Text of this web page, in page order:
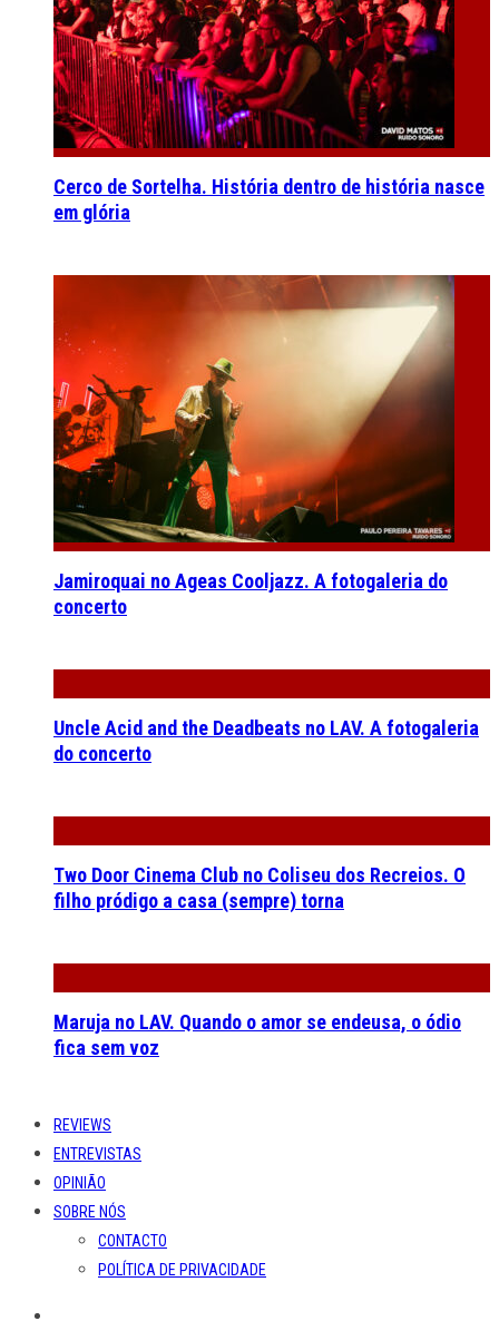
Cerco de Sortelha. História dentro de história nasce
em glória
Jamiroquai no Ageas Cooljazz. A fotogaleria do
concerto
Uncle Acid and the Deadbeats no LAV. A fotogaleria
do concerto
Two Door Cinema Club no Coliseu dos Recreios. O
filho pródigo a casa (sempre) torna
Maruja no LAV. Quando o amor se endeusa, o ódio
fica sem voz
REVIEWS
ENTREVISTAS
OPINIÃO
SOBRE NÓS
CONTACTO
POLÍTICA DE PRIVACIDADE